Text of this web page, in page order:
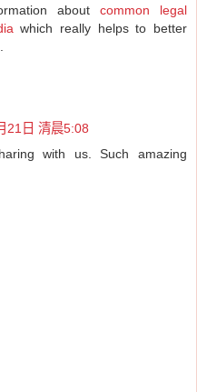
about common legal
which really helps to better
21日 清晨5:08
with us. Such amazing